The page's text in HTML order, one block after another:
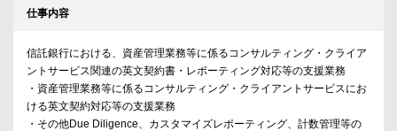
仕事内容
信託銀行における、資産管理業務等に係るコンサルティング・クライア
ントサービス関連の英文契約書・レポーティング対応等の支援業務
・資産管理業務等に係るコンサルティング・クライアントサービスにお
ける英文契約対応等の支援業務
・その他Due Diligence、カスタマイズレポーティング、計数管理等の